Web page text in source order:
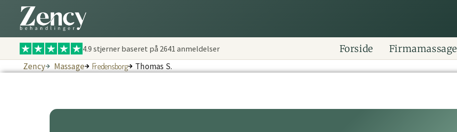
4.9 stjerner baseret på 2641 anmeldelser Forside Firmamassage
Zency Massage Fredensborg Thomas S.